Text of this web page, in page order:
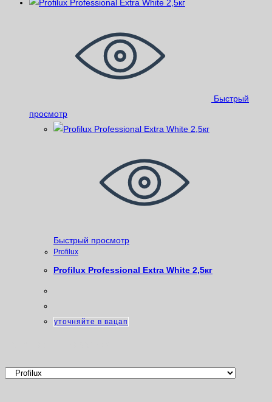
Быстрый
просмотр
Быстрый просмотр
Profilux
Profilux Professional Extra White 2,5кг
уточняйте в вацап